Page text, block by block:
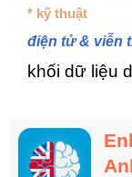
* kỹ thuật
điện tử & viễn
khối dữ liệu